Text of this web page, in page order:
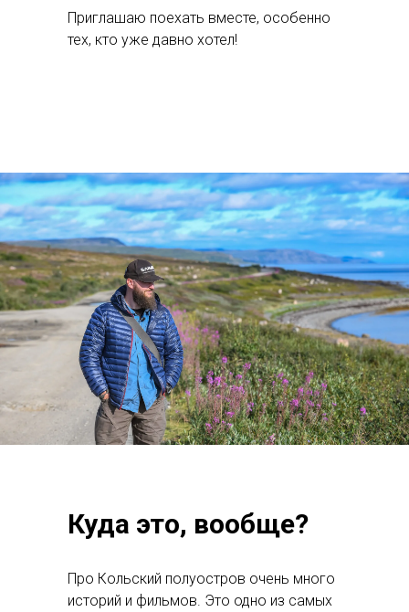
Приглашаю поехать вместе, особенно
тех, кто уже давно хотел!
Про Кольский полуостров очень много
историй и фильмов. Это одно из самых
Куда это, вообще?